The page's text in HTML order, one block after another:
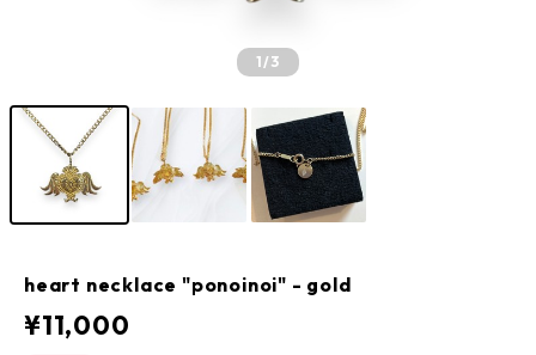
1/3
heart necklace "ponoinoi" - gold
¥11,000